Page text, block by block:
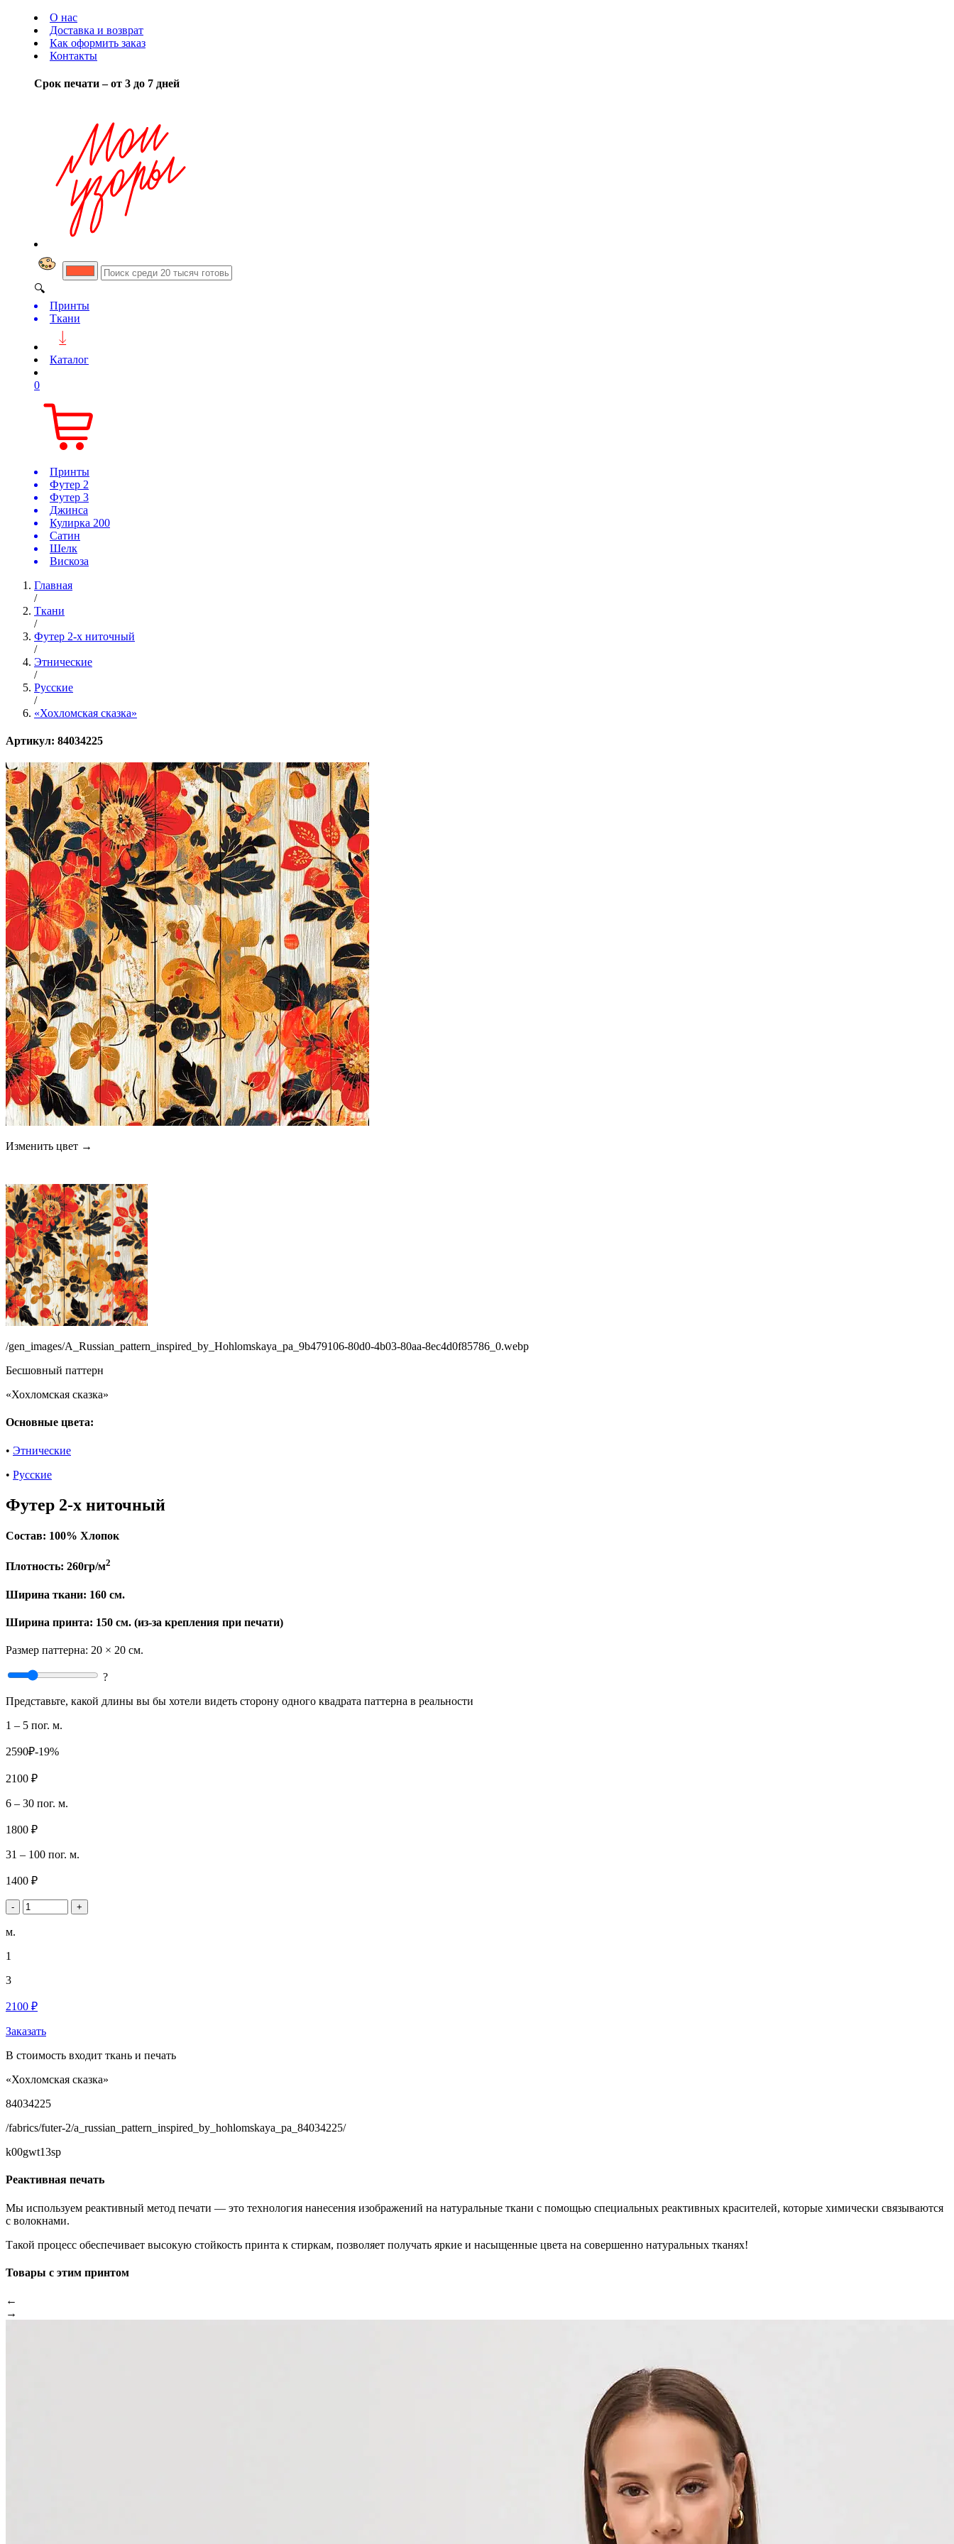
О нас
Доставка и возврат
Как оформить заказ
Контакты
Срок печати – от 3 до 7 дней
🔍
Принты
Ткани
Каталог
0
Принты
Футер 2
Футер 3
Джинса
Кулирка 200
Сатин
Шелк
Вискоза
Главная
/
Ткани
/
Футер 2-х ниточный
/
Этнические
/
Русские
/
«Хохломская сказка»
Артикул: 84034225
Изменить цвет →
/gen_images/A_Russian_pattern_inspired_by_Hohlomskaya_pa_9b479106-80d0-4b03-80aa-8ec4d0f85786_0.webp
Бесшовный паттерн
«Хохломская сказка»
Основные цвета:
• Этнические
• Русские
Футер 2-х ниточный
Состав: 100% Хлопок
Плотность: 260гр/м2
Ширина ткани: 160 см.
Ширина принта: 150 см. (из-за крепления при печати)
Размер паттерна: 20 × 20 см.
?
Представьте, какой длины вы бы хотели видеть сторону одного квадрата паттерна в реальности
1 – 5 пог. м.
2590₽-19%
2100 ₽
6 – 30 пог. м.
1800 ₽
31 – 100 пог. м.
1400 ₽
- +
м.
1
3
2100 ₽
Заказать
В стоимость входит ткань и печать
«Хохломская сказка»
84034225
/fabrics/futer-2/a_russian_pattern_inspired_by_hohlomskaya_pa_84034225/
k00gwt13sp
Реактивная печать
Мы используем реактивный метод печати — это технология нанесения изображений на натуральные ткани с помощью специальных реактивных красителей, которые химически связываются
с волокнами.
Такой процесс обеспечивает высокую стойкость принта к стиркам, позволяет получать яркие и насыщенные цвета на совершенно натуральных тканях!
Товары с этим принтом
←
→